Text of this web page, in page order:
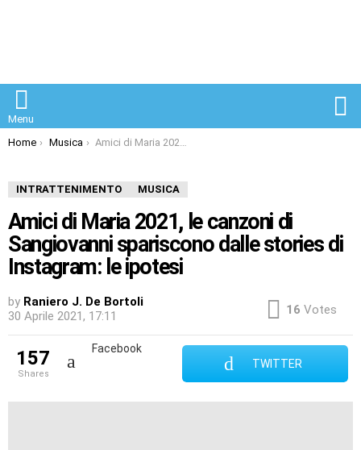
Menu
You are here:
Home Musica Amici di Maria 2021, le canzoni di Sangiovanni spariscono dalle stories di Instagram: le ipotesi
INTRATTENIMENTO MUSICA
Amici di Maria 2021, le canzoni di
Sangiovanni spariscono dalle stories di
Instagram: le ipotesi
by Raniero J. De Bortoli
30 Aprile 2021, 17:11
16 Votes
157
shares
Facebook
TWITTER